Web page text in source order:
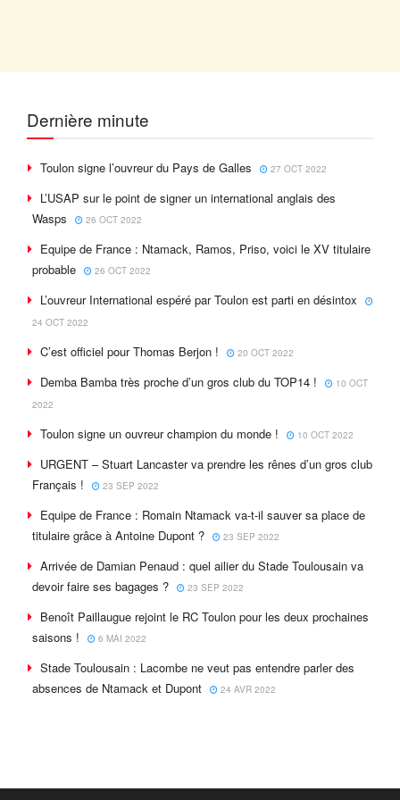
Dernière minute
Toulon signe l’ouvreur du Pays de Galles 27 OCT 2022
L’USAP sur le point de signer un international anglais des
Wasps
26 OCT 2022
Equipe de France : Ntamack, Ramos, Priso, voici le XV titulaire
probable
26 OCT 2022
L’ouvreur International espéré par Toulon est parti en désintox
24 OCT 2022
C’est officiel pour Thomas Berjon ! 20 OCT 2022
Demba Bamba très proche d’un gros club du TOP14 !
10 OCT
2022
Toulon signe un ouvreur champion du monde ! 10 OCT 2022
URGENT – Stuart Lancaster va prendre les rênes d’un gros club
Français !
23 SEP 2022
Equipe de France : Romain Ntamack va-t-il sauver sa place de
titulaire grâce à Antoine Dupont ?
23 SEP 2022
Arrivée de Damian Penaud : quel ailier du Stade Toulousain va
devoir faire ses bagages ?
23 SEP 2022
Benoît Paillaugue rejoint le RC Toulon pour les deux prochaines
saisons !
6 MAI 2022
Stade Toulousain : Lacombe ne veut pas entendre parler des
absences de Ntamack et Dupont
24 AVR 2022